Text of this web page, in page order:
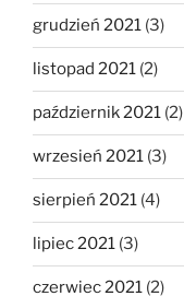
grudzień 2021 (3)
listopad 2021 (2)
październik 2021 (2)
wrzesień 2021 (3)
sierpień 2021 (4)
lipiec 2021 (3)
czerwiec 2021 (2)